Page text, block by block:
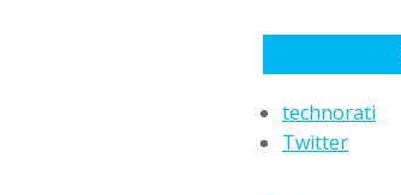
technorati
Twitter